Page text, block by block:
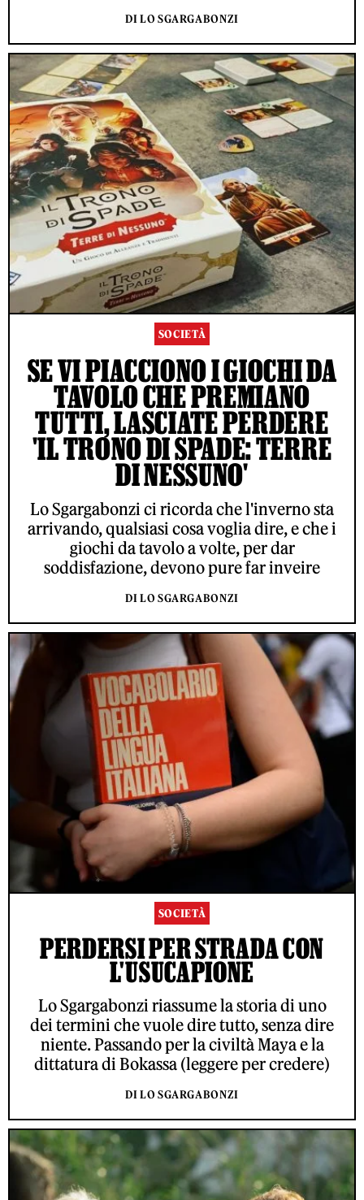
DI LO SGARGABONZI
SOCIETÀ
SE VI PIACCIONO I GIOCHI DA
TAVOLO CHE PREMIANO
TUTTI, LASCIATE PERDERE
'IL TRONO DI SPADE: TERRE
DI NESSUNO'
Lo Sgargabonzi ci ricorda che l'inverno sta
arrivando, qualsiasi cosa voglia dire, e che i
giochi da tavolo a volte, per dar
soddisfazione, devono pure far inveire
DI LO SGARGABONZI
SOCIETÀ
PERDERSI PER STRADA CON
L'USUCAPIONE
Lo Sgargabonzi riassume la storia di uno
dei termini che vuole dire tutto, senza dire
niente. Passando per la civiltà Maya e la
dittatura di Bokassa (leggere per credere)
DI LO SGARGABONZI